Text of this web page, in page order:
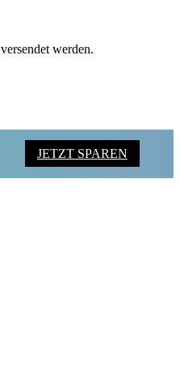
werden.
JETZT SPAREN